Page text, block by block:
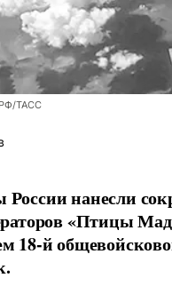
ТАСС
нанесли
«Птицы
18-й